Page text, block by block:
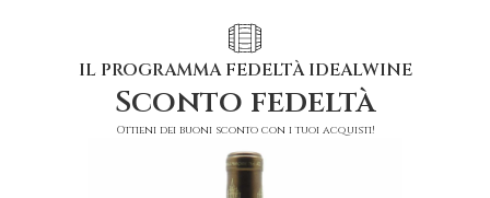
IL PROGRAMMA FEDELTÀ IDEALWINE
Sconto fedeltà
Ottieni dei buoni sconto con i tuoi acquisti!